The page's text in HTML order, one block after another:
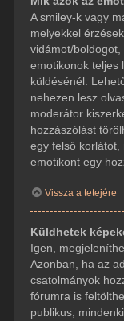
A smiley-k vagy
melyekkel
vidámot/boldogot,
emotikonok teljes
küldésénél.
nehezen lesz
moderátor
hozzászólást
egy felső korlátot,
emotikont egy
Vissza a tetejére
Küldhetek
Igen,
Azonban, ha az
csatolmányok
fórumra is
publikus,